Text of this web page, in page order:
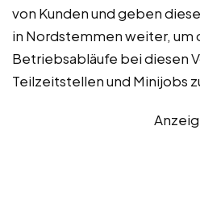
von Kunden und geben
in Nordstemmen weiter, um
Betriebsabläufe bei diesen
Teilzeitstellen und Minijobs